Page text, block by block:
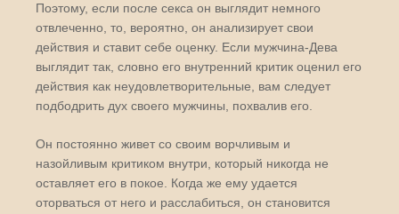
Поэтому, если после секса он выглядит немного
отвлеченно, то, вероятно, он анализирует свои
действия и ставит себе оценку. Если мужчина-Дева
выглядит так, словно его внутренний критик оценил его
действия как неудовлетворительные, вам следует
подбодрить дух своего мужчины, похвалив его.
Он постоянно живет со своим ворчливым и
назойливым критиком внутри, который никогда не
оставляет его в покое. Когда же ему удается
оторваться от него и расслабиться, он становится